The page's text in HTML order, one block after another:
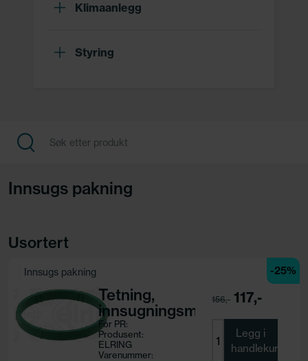
Klimaanlegg
Styring
Innsugs pakning
Usortert
-25%
Innsugs pakning
Tetning,
innsugningsmanifold
For PR:
Produsent:
ELRING
Varenummer:
156,- 117,-
Legg i
handlekurv